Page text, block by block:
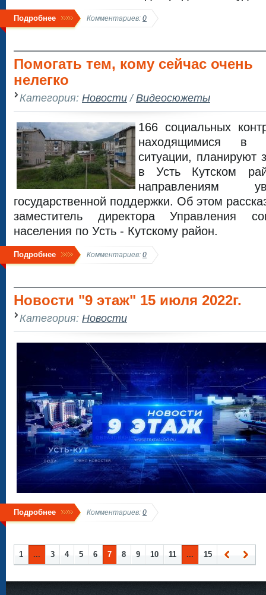
Подробнее Комментариев: 0
Помогать тем, кому сейчас очень
нелегко
Категория: Новости/Видеосюжеты
166 социальных
находящимися в
ситуации, планируют
в Усть Кутском
направлениям
государственной поддержки. Об этом
заместитель директора Управления
населения по Усть - Кутскому район.
Подробнее Комментариев: 0
Новости "9 этаж" 15 июля 2022г.
Категория: Новости
Подробнее Комментариев: 0
1 ... 3 4 5 6 7 8 9 10 11 ...
15